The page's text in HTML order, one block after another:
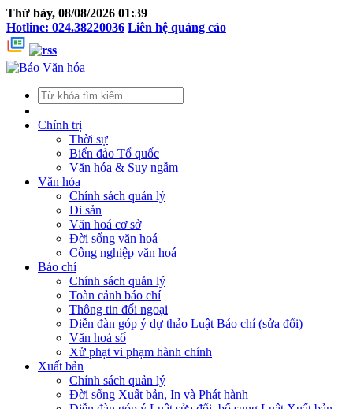
Thứ bảy, 08/08/2026 01:39
Hotline: 024.38220036 Liên hệ quảng cáo
Chính trị
Thời sự
Biển đảo Tổ quốc
Văn hóa & Suy ngẫm
Văn hóa
Chính sách quản lý
Di sản
Văn hoá cơ sở
Đời sống văn hoá
Công nghiệp văn hoá
Báo chí
Chính sách quản lý
Toàn cảnh báo chí
Thông tin đối ngoại
Diễn đàn góp ý dự thảo Luật Báo chí (sửa đổi)
Văn hoá số
Xử phạt vi phạm hành chính
Xuất bản
Chính sách quản lý
Đời sống Xuất bản, In và Phát hành